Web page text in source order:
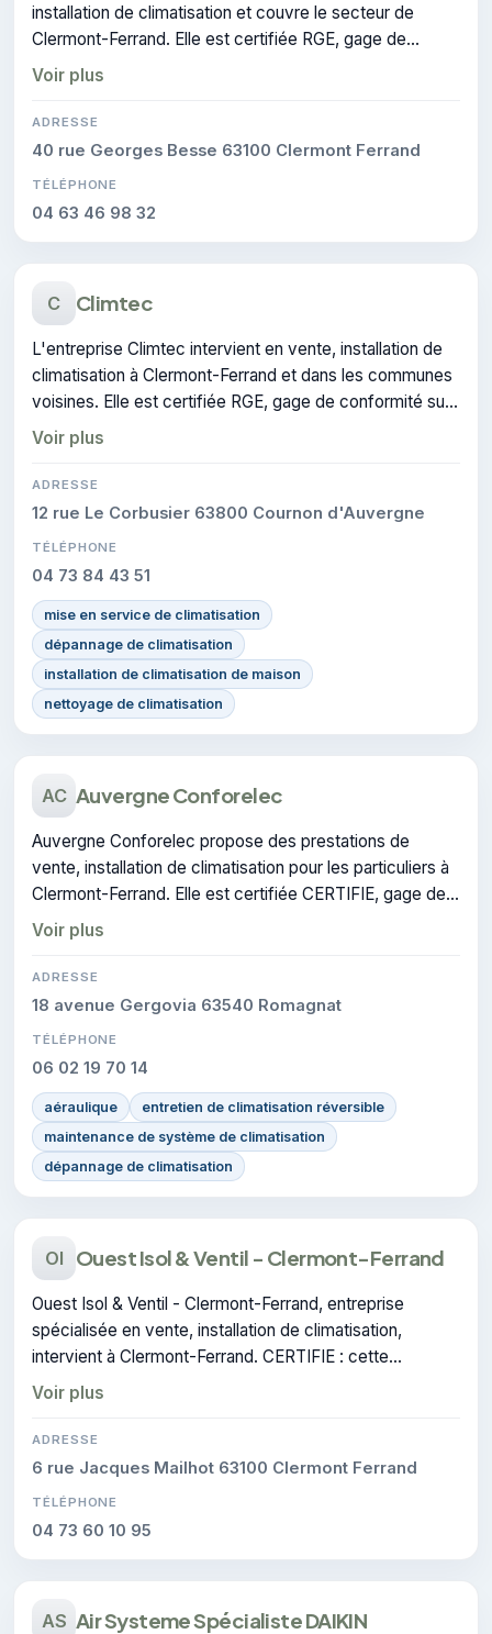
installation de climatisation et couvre le secteur de
Clermont-Ferrand. Elle est certifiée RGE, gage de
conformité sur les interventions réalisées.
Voir plus
ADRESSE
40 rue Georges Besse 63100 Clermont Ferrand
TÉLÉPHONE
04 63 46 98 32
C Climtec
L'entreprise Climtec intervient en vente, installation de
climatisation à Clermont-Ferrand et dans les communes
voisines. Elle est certifiée RGE, gage de conformité sur
les interventions réalisées.
Voir plus
ADRESSE
12 rue Le Corbusier 63800 Cournon d'Auvergne
TÉLÉPHONE
04 73 84 43 51
mise en service de climatisation
dépannage de climatisation
installation de climatisation de maison
nettoyage de climatisation
AC Auvergne Conforelec
Auvergne Conforelec propose des prestations de
vente, installation de climatisation pour les particuliers à
Clermont-Ferrand. Elle est certifiée CERTIFIE, gage de
conformité sur les interventions réalisées.
Voir plus
ADRESSE
18 avenue Gergovia 63540 Romagnat
TÉLÉPHONE
06 02 19 70 14
aéraulique
entretien de climatisation réversible
maintenance de système de climatisation
dépannage de climatisation
OI Ouest Isol & Ventil - Clermont-Ferrand
Ouest Isol & Ventil - Clermont-Ferrand, entreprise
spécialisée en vente, installation de climatisation,
intervient à Clermont-Ferrand. CERTIFIE : cette
certification atteste du savoir-faire de l'entreprise.
Voir plus
ADRESSE
6 rue Jacques Mailhot 63100 Clermont Ferrand
TÉLÉPHONE
04 73 60 10 95
AS Air Systeme Spécialiste DAIKIN